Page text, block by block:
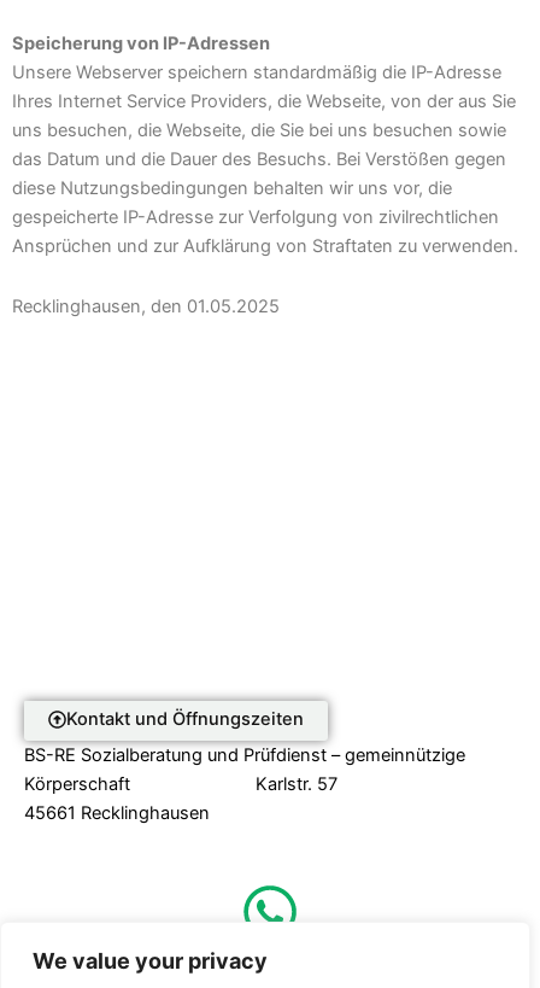
We value your privacy
Speicherung von IP-Adressen
Unsere Webserver speichern standardmäßig die IP-Adresse
Ihres Internet Service Providers, die Webseite, von der aus Sie
uns besuchen, die Webseite, die Sie bei uns besuchen sowie
das Datum und die Dauer des Besuchs. Bei Verstößen gegen
diese Nutzungsbedingungen behalten wir uns vor, die
gespeicherte IP-Adresse zur Verfolgung von zivilrechtlichen
Ansprüchen und zur Aufklärung von Straftaten zu verwenden.
Recklinghausen, den 01.05.2025
Kontakt und Öffnungszeiten
BS-RE Sozialberatung und Prüfdienst – gemeinnützige
Körperschaft Karlstr. 57
45661 Recklinghausen
0160 – 25 14 302